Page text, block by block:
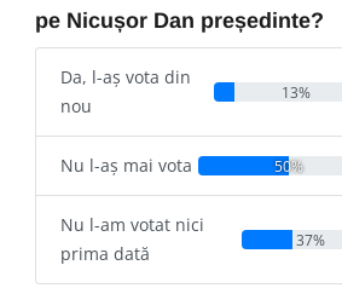
pe Nicușor Dan președinte?
Da, l-aș vota din
nou
13%
Nu l-aș mai vota 50%
Nu l-am votat nici
prima dată
37%